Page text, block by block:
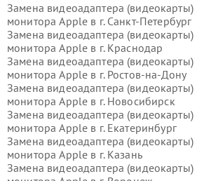
Замена видеоадаптера (видеокарты)
монитора Apple в г. Санкт-Петербург
Замена видеоадаптера (видеокарты)
монитора Apple в г. Краснодар
Замена видеоадаптера (видеокарты)
монитора Apple в г. Ростов-на-Дону
Замена видеоадаптера (видеокарты)
монитора Apple в г. Новосибирск
Замена видеоадаптера (видеокарты)
монитора Apple в г. Екатеринбург
Замена видеоадаптера (видеокарты)
монитора Apple в г. Казань
Замена видеоадаптера (видеокарты)